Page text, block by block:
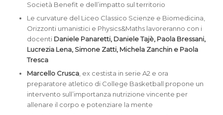
Società Benefit e dell’impatto sul territorio
Le curvature del Liceo Classico Scienze e Biomedicina,
Orizzonti umanistici e Physics&Maths lavoreranno con i
docenti Daniele Panaretti, Daniele Tajè, Paola Bressani,
Lucrezia Lena, Simone Zatti, Michela Zanchin e Paola
Tresca
Marcello Crusca, ex cestista in serie A2 e ora
preparatore atletico di College Basketball propone un
intervento sull’importanza nutrizione vincente per
allenare il corpo e potenziare la mente